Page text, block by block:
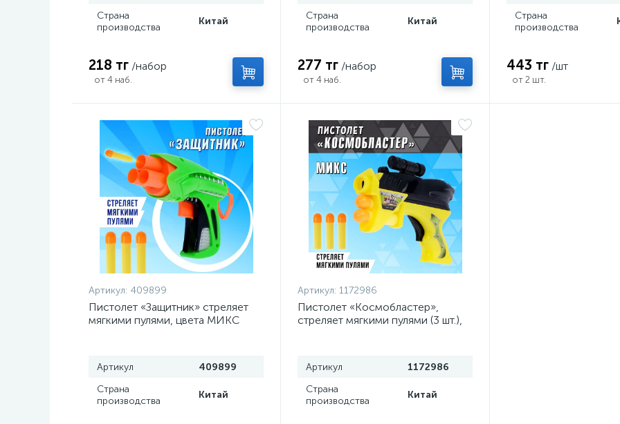
Страна
производства
Китай
218 тг /набор
от 4 наб.
Страна
производства
Китай
277 тг /набор
от 4 наб.
Страна
производства
443 тг /шт
от 2 шт.
Артикул: 409899
Пистолет «Защитник» стреляет
мягкими пулями, цвета МИКС
Артикул
409899
Страна
производства
Китай
Артикул: 1172986
Пистолет «Космобластер»,
стреляет мягкими пулями (3 шт.),
Артикул
1172986
Страна
производства
Китай